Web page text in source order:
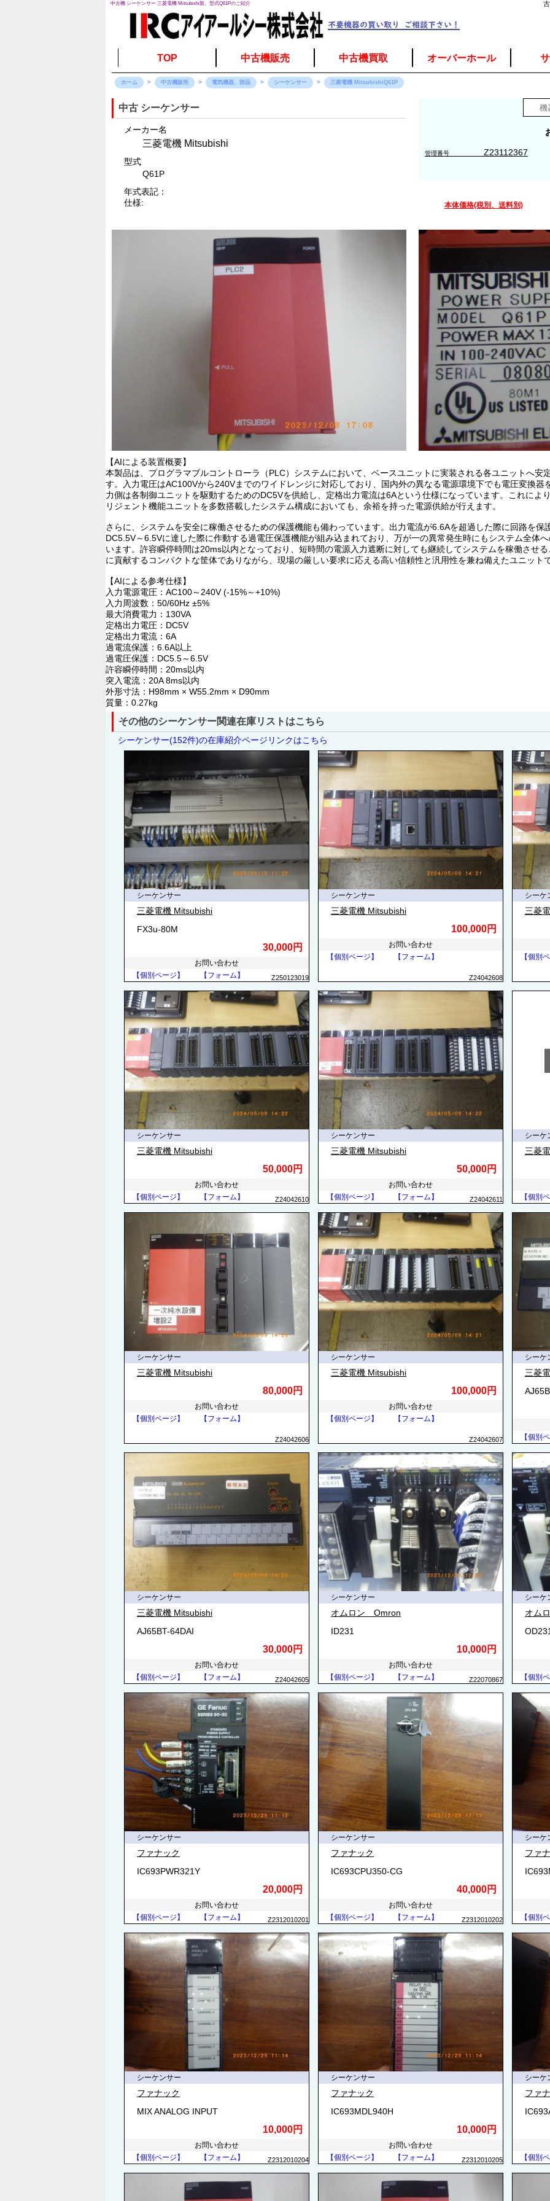
中古機 シーケンサー 三菱電機 Mitsubishi製、型式Q61Pのご紹介
TOP 中古機販売 中古機買取 オーバーホール
ホーム 中古機販売 電気機器、部品 シーケンサー 三菱電機 MitsubishiQ61P
管理番号 Z23112367
中古 シーケンサー
メーカー名
三菱電機 Mitsubishi
型式
Q61P
年式表記：
仕様:
本体価格(税別、送料別)
【AIによる装置概要】
本製品は、プログラマブルコントローラ（PLC）システムにおいて、ベースユニットに実装される各ユニットへ安
す。入力電圧はAC100Vから240Vまでのワイドレンジに対応しており、国内外の異なる電源環境下でも電圧変換
力側は各制御ユニットを駆動するためのDC5Vを供給し、定格出力電流は6Aという仕様になっています。これによ
リジェント機能ユニットを多数搭載したシステム構成においても、余裕を持った電源供給が行えます。
さらに、システムを安全に稼働させるための保護機能も備わっています。出力電流が6.6Aを超過した際に回路を保
DC5.5V～6.5Vに達した際に作動する過電圧保護機能が組み込まれており、万が一の異常発生時にもシステム全体
います。許容瞬停時間は20ms以内となっており、短時間の電源入力遮断に対しても継続してシステムを稼働させ
に貢献するコンパクトな筐体でありながら、現場の厳しい要求に応える高い信頼性と汎用性を兼ね備えたユニット
【AIによる参考仕様】
入力電源電圧：AC100～240V (-15%～+10%)
入力周波数：50/60Hz ±5%
最大消費電力：130VA
定格出力電圧：DC5V
定格出力電流：6A
過電流保護：6.6A以上
過電圧保護：DC5.5～6.5V
許容瞬停時間：20ms以内
突入電流：20A 8ms以内
外形寸法：H98mm × W55.2mm × D90mm
質量：0.27kg
その他のシーケンサー関連在庫リストはこちら
シーケンサー(152件)の在庫紹介ページリンクはこちら
シーケンサー
三菱電機 Mitsubishi
FX3u-80M
30,000円
お問い合わせ
【個別ページ】
【フォーム】 Z250123019
シーケンサー
三菱電機 Mitsubishi
100,000円
お問い合わせ
【個別ページ】
【フォーム】
Z24042608
シーケ
三菱
【個別
シーケンサー
三菱電機 Mitsubishi
50,000円
お問い合わせ
【個別ページ】
【フォーム】 Z24042610
シーケンサー
三菱電機 Mitsubishi
50,000円
お問い合わせ
【個別ページ】
【フォーム】 Z24042611
シーケ
三菱
【個別
シーケンサー
三菱電機 Mitsubishi
80,000円
お問い合わせ
【個別ページ】
【フォーム】
Z24042606
シーケンサー
三菱電機 Mitsubishi
100,000円
お問い合わせ
【個別ページ】
【フォーム】
Z24042607
シーケ
三菱
【個別
シーケンサー
三菱電機 Mitsubishi
AJ65BT-64DAI
30,000円
お問い合わせ
【個別ページ】
【フォーム】 Z24042605
シーケンサー
オムロン Omron
ID231
10,000円
お問い合わせ
【個別ページ】
【フォーム】 Z22070867
シーケ
オム
【個別
シーケンサー
ファナック
IC693PWR321Y
20,000円
お問い合わせ
【個別ページ】
【フォーム】 Z2312010201
シーケンサー
ファナック
IC693CPU350-CG
40,000円
お問い合わせ
【個別ページ】
【フォーム】 Z2312010202
シーケ
ファ
【個別
シーケンサー
ファナック
MIX ANALOG INPUT
10,000円
お問い合わせ
【個別ページ】
【フォーム】 Z2312010204
シーケンサー
ファナック
IC693MDL940H
10,000円
お問い合わせ
【個別ページ】
【フォーム】 Z2312010205
シーケ
ファ
【個別